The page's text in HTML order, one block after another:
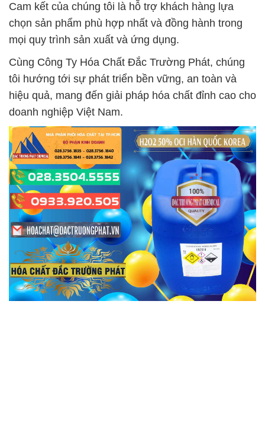
Cam kết của chúng tôi là hỗ trợ khách hàng lựa
chọn sản phẩm phù hợp nhất và đồng hành trong
mọi quy trình sản xuất và ứng dụng.
Cùng Công Ty Hóa Chất Đắc Trường Phát, chúng
tôi hướng tới sự phát triển bền vững, an toàn và
hiệu quả, mang đến giải pháp hóa chất đỉnh cao cho
doanh nghiệp Việt Nam.